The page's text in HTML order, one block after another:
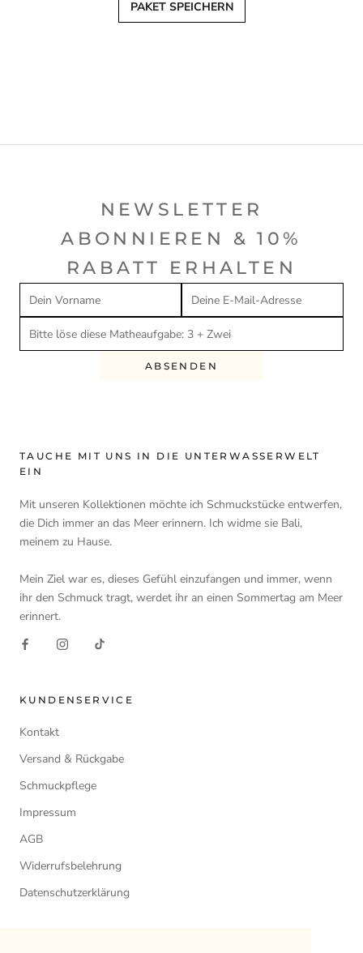
PAKET SPEICHERN
NEWSLETTER
ABONNIEREN & 10%
RABATT ERHALTEN
ABSENDEN
TAUCHE MIT UNS IN DIE UNTERWASSERWELT
EIN
Mit unseren Kollektionen möchte ich Schmuckstücke entwerfen,
die Dich immer an das Meer erinnern. Ich widme sie Bali,
meinem zu Hause.
Mein Ziel war es, dieses Gefühl einzufangen und immer, wenn
ihr den Schmuck tragt, werdet ihr an einen Sommertag am Meer
erinnert.
KUNDENSERVICE
Kontakt
Versand & Rückgabe
Schmuckpflege
Impressum
AGB
Widerrufsbelehrung
Datenschutzerklärung